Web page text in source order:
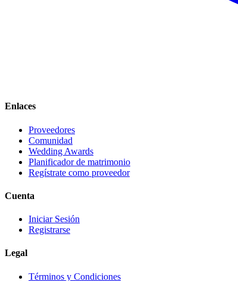
Enlaces
Proveedores
Comunidad
Wedding Awards
Planificador de matrimonio
Regístrate como proveedor
Cuenta
Iniciar Sesión
Registrarse
Legal
Términos y Condiciones